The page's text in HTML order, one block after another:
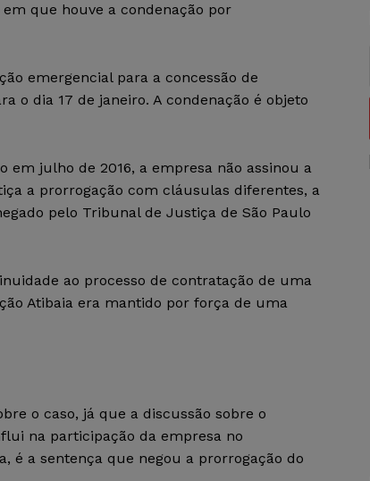
que houve a condenação por
emergencial para a concessão de
o dia 17 de janeiro. A condenação é objeto
julho de 2016, a empresa não assinou a
a prorrogação com cláusulas diferentes, a
pelo Tribunal de Justiça de São Paulo
ao processo de contratação de uma
Atibaia era mantido por força de uma
o caso, já que a discussão sobre o
na participação da empresa no
é a sentença que negou a prorrogação do